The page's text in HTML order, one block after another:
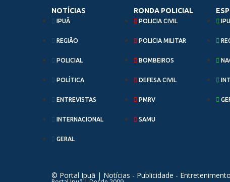
NOTÍCIAS
IPUÃ
REGIÃO
POLICIAL
POLÍTICA
ENTREVISTAS
INTERNACIONAL
GERAL
RONDA POLICIAL
POLICIA CIVIL
POLICIA MILITAR
BOMBEIROS
DEFESA CIVIL
PMRV
SAMU
© Portal Ipuã | Notícias - Publicidade -